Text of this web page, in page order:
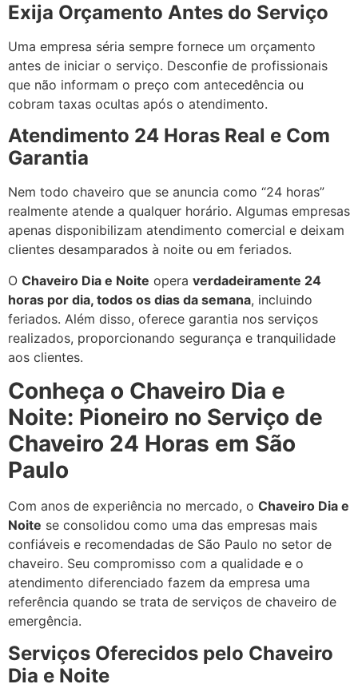
Exija Orçamento Antes do Serviço
Uma empresa séria sempre fornece um orçamento
antes de iniciar o serviço. Desconfie de profissionais
que não informam o preço com antecedência ou
cobram taxas ocultas após o atendimento.
Atendimento 24 Horas Real e Com
Garantia
Nem todo chaveiro que se anuncia como “24 horas”
realmente atende a qualquer horário. Algumas empresas
apenas disponibilizam atendimento comercial e deixam
clientes desamparados à noite ou em feriados.
O Chaveiro Dia e Noite opera verdadeiramente 24
horas por dia, todos os dias da semana, incluindo
feriados. Além disso, oferece garantia nos serviços
realizados, proporcionando segurança e tranquilidade
aos clientes.
Conheça o Chaveiro Dia e
Noite: Pioneiro no Serviço de
Chaveiro 24 Horas em São
Paulo
Com anos de experiência no mercado, o Chaveiro Dia e
Noite se consolidou como uma das empresas mais
confiáveis e recomendadas de São Paulo no setor de
chaveiro. Seu compromisso com a qualidade e o
atendimento diferenciado fazem da empresa uma
referência quando se trata de serviços de chaveiro de
emergência.
Serviços Oferecidos pelo Chaveiro
Dia e Noite